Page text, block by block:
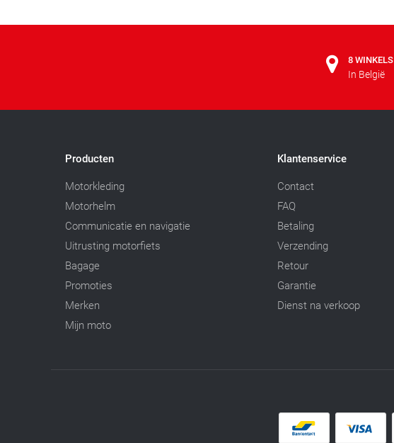
8 WINKELS
In België
Producten
Motorkleding
Motorhelm
Communicatie en navigatie
Uitrusting motorfiets
Bagage
Promoties
Merken
Mijn moto
Klantenservice
Contact
FAQ
Betaling
Verzending
Retour
Garantie
Dienst na verkoop